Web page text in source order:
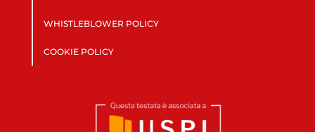
WHISTLEBLOWER POLICY
COOKIE POLICY